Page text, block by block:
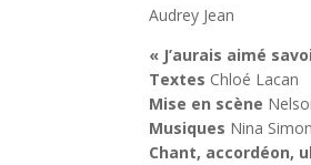
Audrey Jean
« J’aurais aimé
Textes Chloé Lacan
Mise en scène
Musiques Nina
Chant, accordéon,